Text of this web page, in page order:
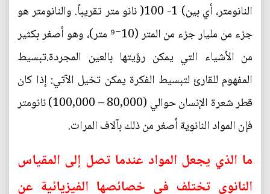
النانومتر، أي بين) 1- 100( نانو متر تقريباً. والنانومتر هو
جزء من مليار جزء من المتر (10⁻⁹ متر)، وهو أصغر بكثير
من الأشياء التي يمكن رؤيتها بالعين المجردة.تبسيط
المفهوم للقارئ لتبسيط الفكرة يمكن تخيل الآتي: إذا كان
قطر شعرة الإنسان حوالي (80,000 – 100,000) نانومتر
فإن المواد النانوية أصغر من ذلك بآلاف المرات.
ما الذي يجعل المواد عندما تصل إلى المقياس
النانوي تختلف في خصائصها الفيزيائية عن